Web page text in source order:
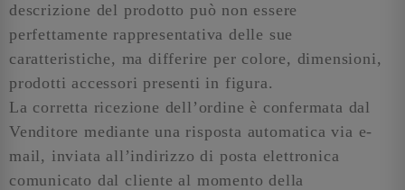
descrizione del prodotto può non essere
perfettamente rappresentativa delle sue
caratteristiche, ma differire per colore, dimensioni,
prodotti accessori presenti in figura.
La corretta ricezione dell’ordine è confermata dal
Venditore mediante una risposta automatica via e-
mail, inviata all’indirizzo di posta elettronica
comunicato dal cliente al momento della